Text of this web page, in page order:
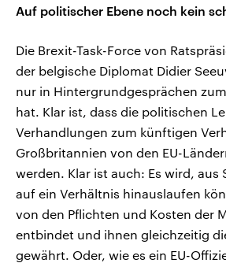
Auf politischer Ebene noch kein
Die Brexit-Task-Force von
der belgische Diplomat Didier
nur in Hintergrundgesprächen
hat. Klar ist, dass die politischen
Verhandlungen zum künftigen
Großbritannien von den EU-
werden. Klar ist auch: Es wird, aus
auf ein Verhältnis hinauslaufen
von den Pflichten und Kosten der
entbindet und ihnen gleichzeitig
gewährt. Oder, wie es ein EU-